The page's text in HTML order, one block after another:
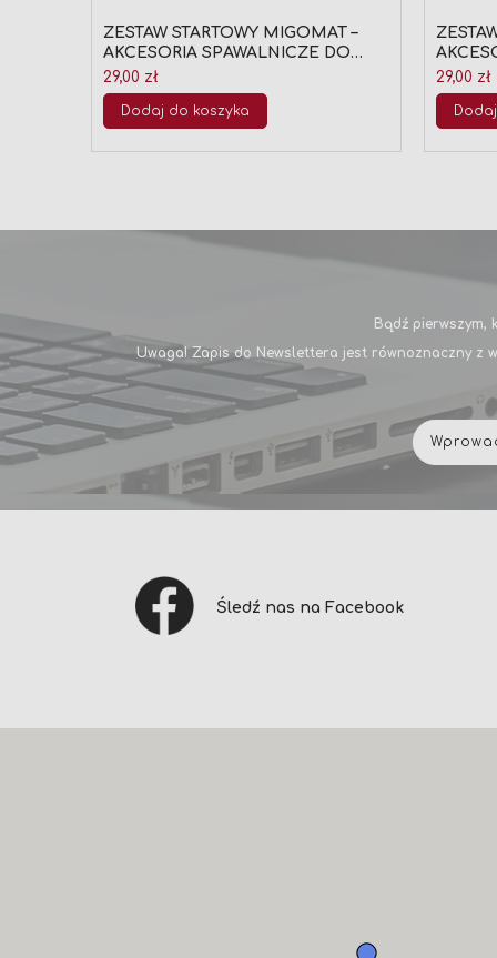
ZESTAW STARTOWY MIGOMAT –
AKCESORIA SPAWALNICZE DO
UCHWYTU MIG/MAG MB 15 (FI 0,8)
29,00 zł
Dodaj do koszyka
29,00 zł
Bądź
Uwaga! Zapis do Newslettera jest równoznaczny z
Śledź nas na Facebook